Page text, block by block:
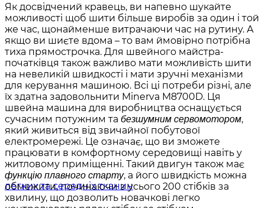
Як досвідчений кравець, ви напевно шукайте
можливості щоб шити більше виробів за один і той
же час, щонайменше витрачаючи час на рутину. А
якщо ви шиєте вдома – то вам ймовірно потрібна
тиха прямострочка. Для швейного майстра-
початківця також важливо мати можливість шити
на невеликій швидкості і мати зручні механізми
для керування машиною. Всі ці потреби різні, але
їх здатна задовольнити Minerva M8700D. Ця
швейна машина для виробництва оснащується
сучасним потужним та безшумним сервомотором,
який живиться від звичайної побутової
електромережі. Це означає, що ви зможете
працювати в комфортному середовищі навіть у
житловому приміщенні. Такий двигун також має
функцію плавного старту, а його швидкість можна
обмежити, починаючи з усього 200 стібків за
хвилину, що дозволить новачкові легко